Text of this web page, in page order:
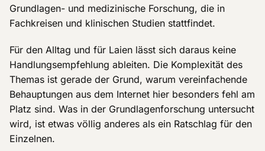
Grundlagen- und medizinische Forschung, die in
Fachkreisen und klinischen Studien stattfindet.
Für den Alltag und für Laien lässt sich daraus keine
Handlungsempfehlung ableiten. Die Komplexität des
Themas ist gerade der Grund, warum vereinfachende
Behauptungen aus dem Internet hier besonders fehl am
Platz sind. Was in der Grundlagenforschung untersucht
wird, ist etwas völlig anderes als ein Ratschlag für den
Einzelnen.